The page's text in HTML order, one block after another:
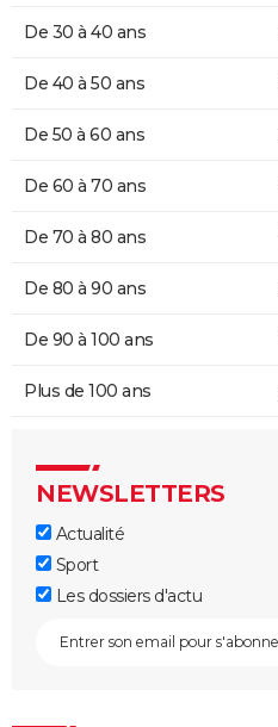
De 30 à 40 ans
De 40 à 50 ans
De 50 à 60 ans
De 60 à 70 ans
De 70 à 80 ans
De 80 à 90 ans
De 90 à 100 ans
Plus de 100 ans
NEWSLETTERS
Actualité
Sport
Les dossiers d'actu